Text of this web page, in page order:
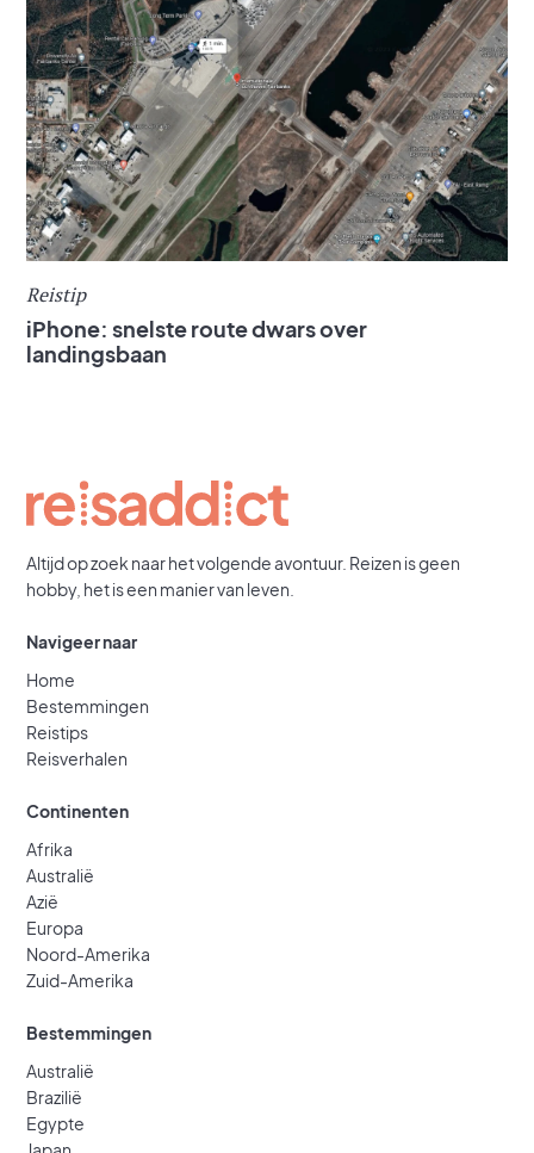
Reistip
iPhone: snelste route dwars over
landingsbaan
Altijd op zoek naar het volgende avontuur. Reizen is geen
hobby, het is een manier van leven.
Navigeer naar
Home
Bestemmingen
Reistips
Reisverhalen
Continenten
Afrika
Australië
Azië
Europa
Noord-Amerika
Zuid-Amerika
Bestemmingen
Australië
Brazilië
Egypte